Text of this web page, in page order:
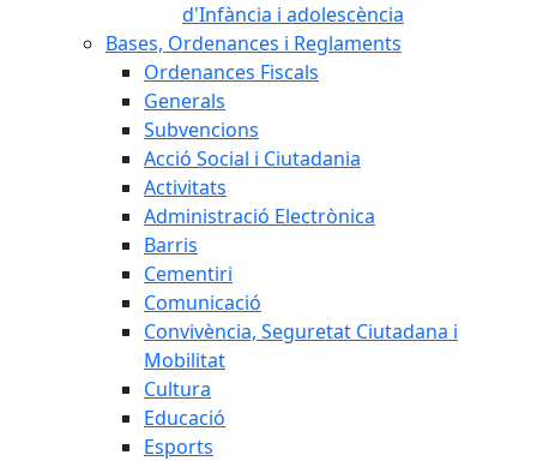
d'Infància i adolescència
Bases, Ordenances i Reglaments
Ordenances Fiscals
Generals
Subvencions
Acció Social i Ciutadania
Activitats
Administració Electrònica
Barris
Cementiri
Comunicació
Convivència, Seguretat Ciutadana i
Mobilitat
Cultura
Educació
Esports